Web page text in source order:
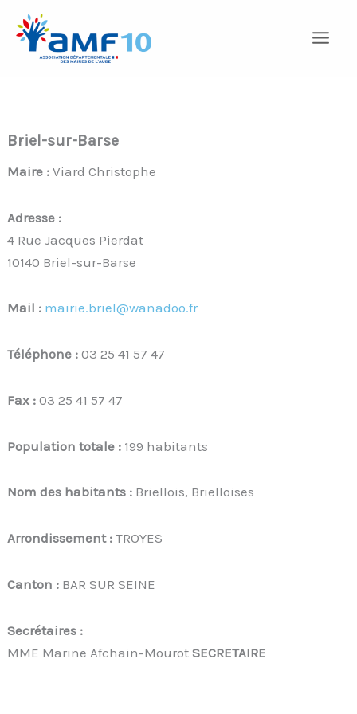
contenu
Briel-sur-Barse
Maire :Viard Christophe
Adresse :
4 Rue Jacques Pierdat
10140 Briel-sur-Barse
Mail : mairie.briel@wanadoo.fr
Téléphone :03 25 41 57 47
Fax :03 25 41 57 47
Population totale : 199 habitants
Nom des habitants : Briellois, Brielloises
Arrondissement :TROYES
Canton : BAR SUR SEINE
Secrétaires :
MME Marine Afchain-MourotSECRETAIRE